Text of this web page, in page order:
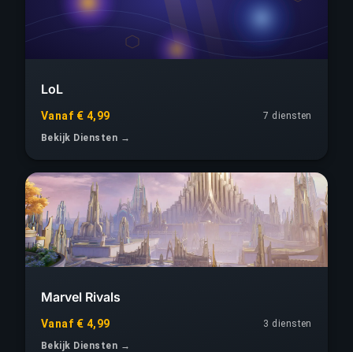
LoL
Vanaf € 4,99
7 diensten
Bekijk Diensten →
Marvel Rivals
Vanaf € 4,99
3 diensten
Bekijk Diensten →